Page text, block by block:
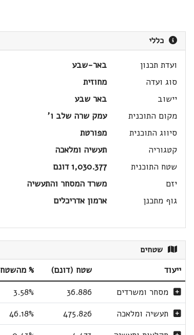
כללי
ועדת תכנון
באר-שבע
סוג ועדה
מחוזית
יישוב
באר שבע
מקום התוכנית
עמק שרה שלב ו'
סיווג התוכנית
מפורטת
קטגוריה
תעשיה ומלאכה
שטח התוכנית
1,030.377 דונם
יזם
משרד המסחר והתעשיה
גוף מתכנן
ארמון אדריכלים
שטחים
ייעוד שטח (דונם) % מהשטח
מסחר ומשרדים
36.886
3.58%
תעשיה ומלאכה
475.826
46.18%